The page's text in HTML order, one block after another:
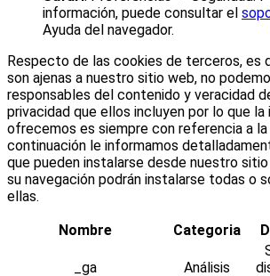
información, puede consultar el
Ayuda del navegador.
Respecto de las cookies de terceros, es
son ajenas a nuestro sitio web, no
responsables del contenido y veracidad
privacidad que ellos incluyen por lo que
ofrecemos es siempre con referencia a
continuación le informamos
que pueden instalarse desde nuestro
su navegación podrán instalarse todas o
ellas.
Nombre
Categoria
_ga Análisis